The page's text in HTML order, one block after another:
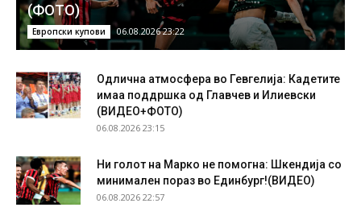
(ФОТО)
Европски купови 06.08.2026 23:22
Одлична атмосфера во Гевгелија: Кадетите
имаа поддршка од Главчев и Илиевски
(ВИДЕО+ФОТО)
06.08.2026 23:15
Ни голот на Марко не помогна: Шкендија со
минимален пораз во Единбург!(ВИДЕО)
06.08.2026 22:57